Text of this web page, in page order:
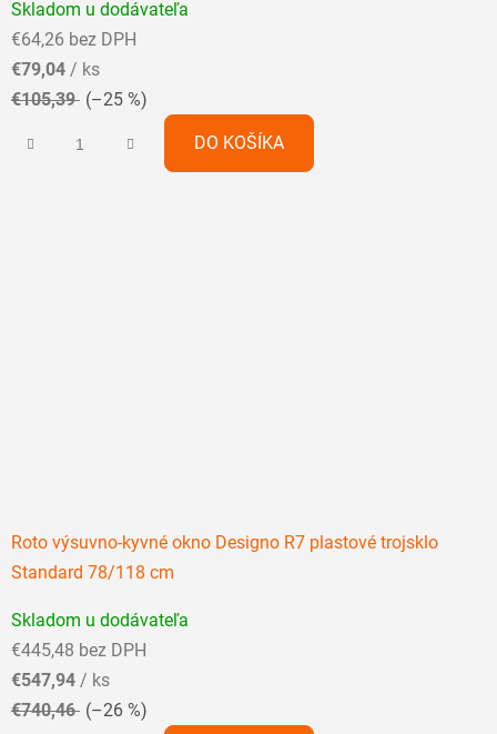
hodnotenie
produktu
je
5,0
Skladom u dodávateľa
€64,26 bez DPH
€79,04 / ks
€105,39 (–25 %)
DO KOŠÍKA
Roto výsuvno-kyvné okno Designo R7 plastové trojsklo
Standard 78/118 cm
hodnotenie
produktu
je
5,0
Skladom u dodávateľa
€445,48 bez DPH
€547,94 / ks
€740,46 (–26 %)